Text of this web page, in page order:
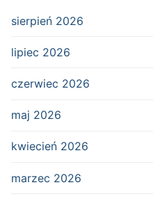
sierpień 2026
lipiec 2026
czerwiec 2026
maj 2026
kwiecień 2026
marzec 2026